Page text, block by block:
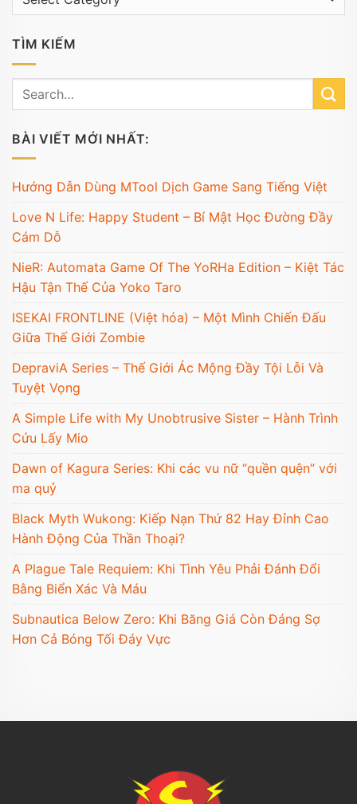
TÌM KIẾM
BÀI VIẾT MỚI NHẤT:
Hướng Dẫn Dùng MTool Dịch Game Sang Tiếng Việt
Love N Life: Happy Student – Bí Mật Học Đường Đầy
Cám Dỗ
NieR: Automata Game Of The YoRHa Edition – Kiệt Tác
Hậu Tận Thế Của Yoko Taro
ISEKAI FRONTLINE (Việt hóa) – Một Mình Chiến Đấu
Giữa Thế Giới Zombie
DepraviA Series – Thế Giới Ác Mộng Đầy Tội Lỗi Và
Tuyệt Vọng
A Simple Life with My Unobtrusive Sister – Hành Trình
Cứu Lấy Mio
Dawn of Kagura Series: Khi các vu nữ “quền quện” với
ma quỷ
Black Myth Wukong: Kiếp Nạn Thứ 82 Hay Đỉnh Cao
Hành Động Của Thần Thoại?
A Plague Tale Requiem: Khi Tình Yêu Phải Đánh Đổi
Bằng Biển Xác Và Máu
Subnautica Below Zero: Khi Băng Giá Còn Đáng Sợ
Hơn Cả Bóng Tối Đáy Vực